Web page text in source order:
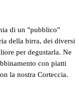
di un "pubblico"
della birra, dei diversi
per degustarla. Ne
con piatti
la nostra Corteccia.